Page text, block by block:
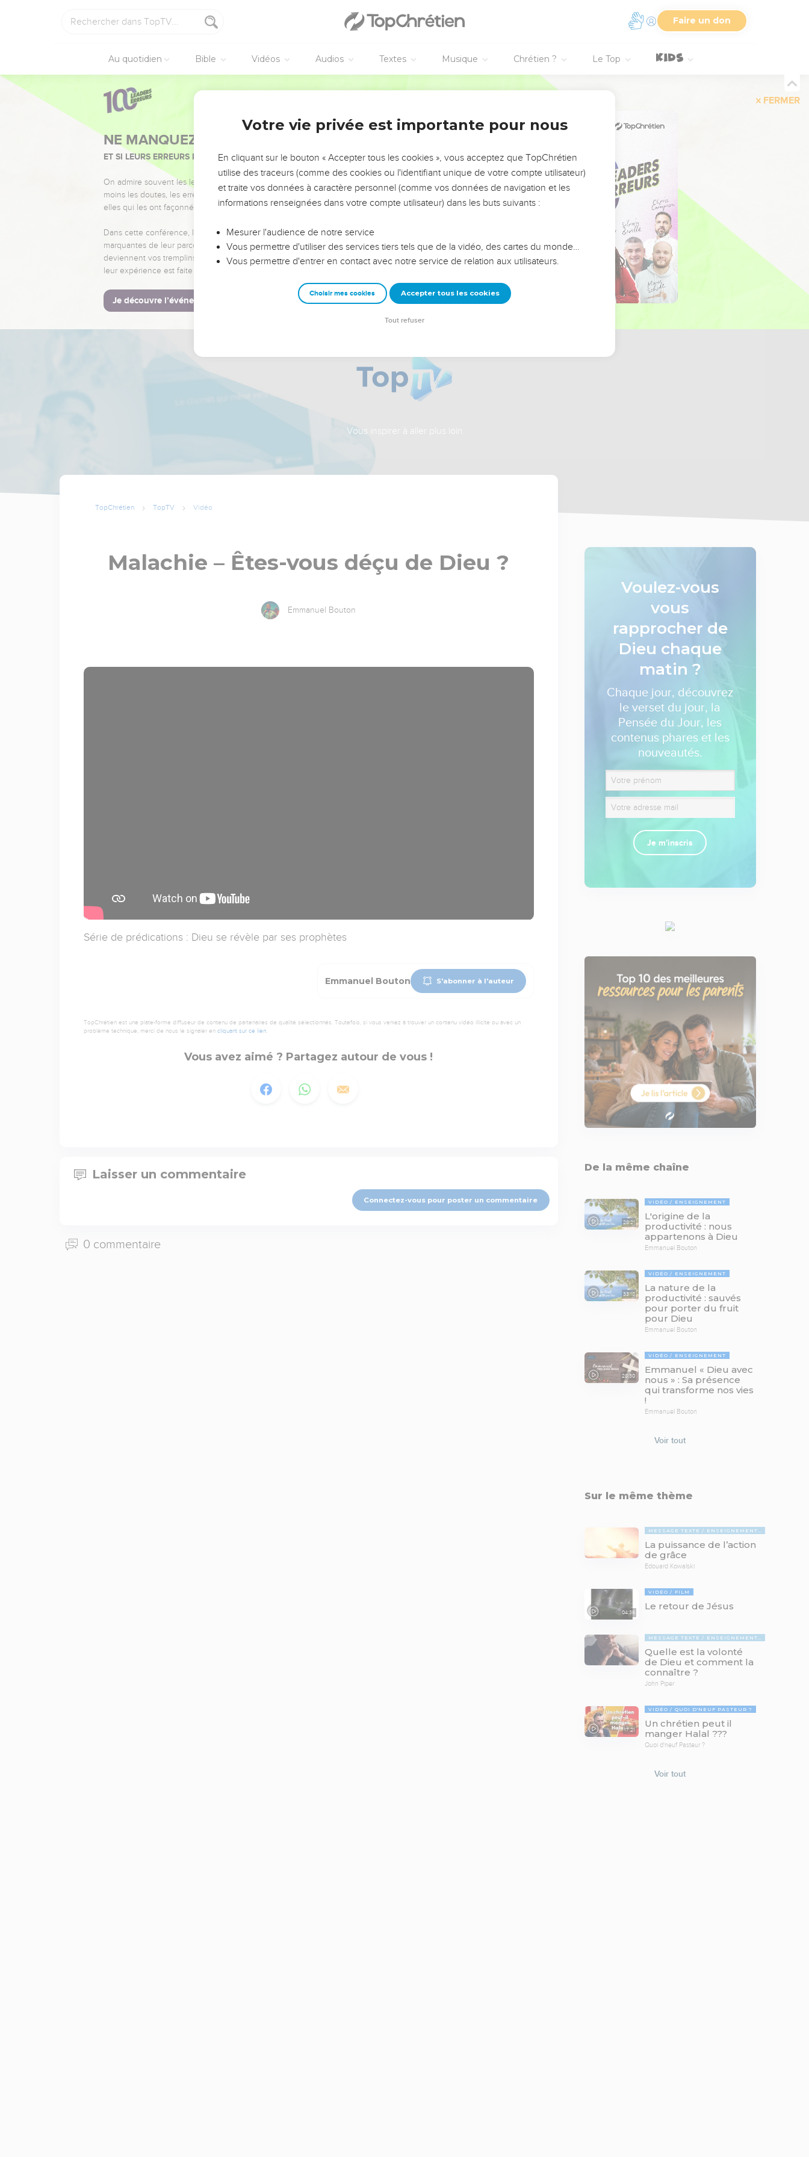
Faire un don
Au quotidien Bible Vidéos Audios Textes Musique Chrétien ? Le Top
FERMER
NE MANQUEZ PAS L’ÉVÉNEMENT DE L’ANNÉE !
ET SI LEURS ERREURS POUVAIENT VOUS ÉVITER LES VOTRES ?
On admire souvent les leaders pour leurs réussites, leur impact, leur foi ou leur vision. Mais on voit
moins les doutes, les erreurs et les saisons difficiles qu'ils ont traversés, alors même que ce sont
elles qui les ont façonnés.
Dans cette conférence, leaders, entrepreneurs, et responsables reviennent sur les erreurs
marquantes de leur parcours et les clés pour avancer avec plus de sagesse afin que leurs erreurs
deviennent vos tremplins. Que vous guidiez un ministère, une équipe, un groupe ou une famille,
leur expérience est faite pour vous.
Je découvre l’événement
Vous inspirer à aller plus loin
TopChrétien TopTV Vidéo
Malachie – Êtes-vous déçu de Dieu ?
Emmanuel Bouton
Série de prédications : Dieu se révèle par ses prophètes
Emmanuel Bouton S'abonner à l'auteur
TopChrétien est une plate-forme diffuseur de contenu de partenaires de qualité sélectionnés. Toutefois, si vous veniez à trouver un contenu vidéo illicite ou avec un
problème technique, merci de nous le signaler en cliquant sur ce lien.
Vous avez aimé ? Partagez autour de vous !
Laisser un commentaire
Connectez-vous pour poster un commentaire
0 commentaire
Voulez-vous
vous
rapprocher de
Dieu chaque
matin ?
Chaque jour, découvrez
le verset du jour, la
Pensée du Jour, les
contenus phares et les
nouveautés.
Je m'inscris
De la même chaîne
28:21
VIDÉO ENSEIGNEMENT
L'origine de la
productivité : nous
appartenons à Dieu
Emmanuel Bouton
33:18
VIDÉO ENSEIGNEMENT
La nature de la
productivité : sauvés
pour porter du fruit
pour Dieu
Emmanuel Bouton
28:30
VIDÉO ENSEIGNEMENT
Emmanuel « Dieu avec
nous » : Sa présence
qui transforme nos vies
!
Emmanuel Bouton
Voir tout
Sur le même thème
MESSAGE TEXTE ENSEIGNEMENTS BIBLIQUES
La puissance de l’action
de grâce
Edouard Kowalski
04:36
VIDÉO FILM
Le retour de Jésus
MESSAGE TEXTE ENSEIGNEMENTS BIBLIQUES
Quelle est la volonté
de Dieu et comment la
connaître ?
John Piper
17:21
VIDÉO QUOI D'NEUF PASTEUR ?
Un chrétien peut il
manger Halal ???
Quoi d'neuf Pasteur ?
Voir tout
Votre vie privée est importante pour nous
En cliquant sur le bouton « Accepter tous les cookies », vous acceptez que TopChrétien
utilise des traceurs (comme des cookies ou l'identifiant unique de votre compte utilisateur)
et traite vos données à caractère personnel (comme vos données de navigation et les
informations renseignées dans votre compte utilisateur) dans les buts suivants :
Mesurer l'audience de notre service
Vous permettre d'utiliser des services tiers tels que de la vidéo, des cartes du monde…
Vous permettre d'entrer en contact avec notre service de relation aux utilisateurs.
Choisir mes cookies Accepter tous les cookies
Tout refuser